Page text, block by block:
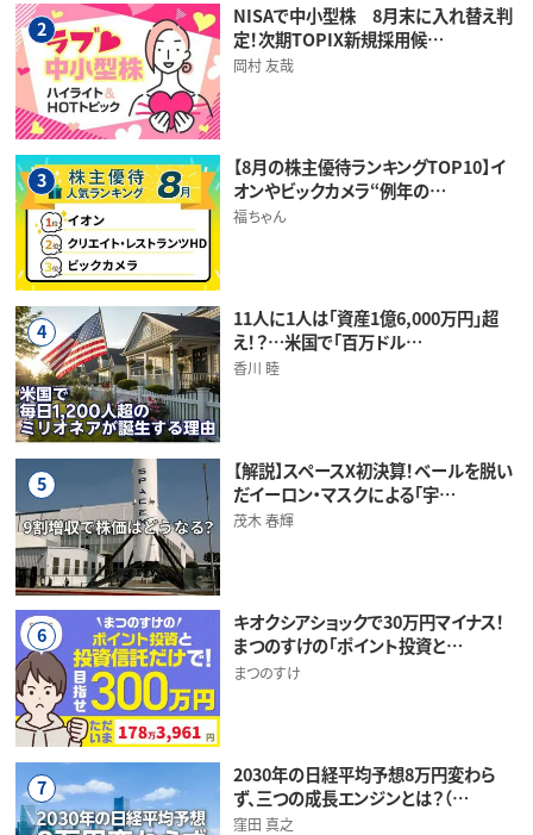
2
NISAで中小型株 8月末に入れ替え判
定！次期TOPIX新規採用候…
岡村 友哉
3
【8月の株主優待ランキングTOP10】イ
オンやビックカメラ“例年の…
福ちゃん
4
11人に1人は「資産1億6,000万円」超
え！？…米国で「百万ドル…
香川 睦
5
【解説】スペースX初決算！ベールを脱い
だイーロン・マスクによる「宇…
茂木 春輝
6
キオクシアショックで30万円マイナス！
まつのすけの「ポイント投資と…
まつのすけ
7
2030年の日経平均予想8万円変わら
ず、三つの成長エンジンとは？（…
窪田 真之